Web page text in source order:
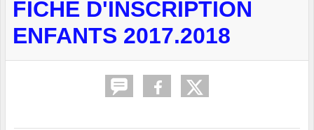
FICHE D'INSCRIPTION
ENFANTS 2017.2018